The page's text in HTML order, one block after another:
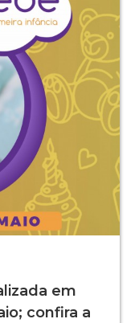
em
confira a